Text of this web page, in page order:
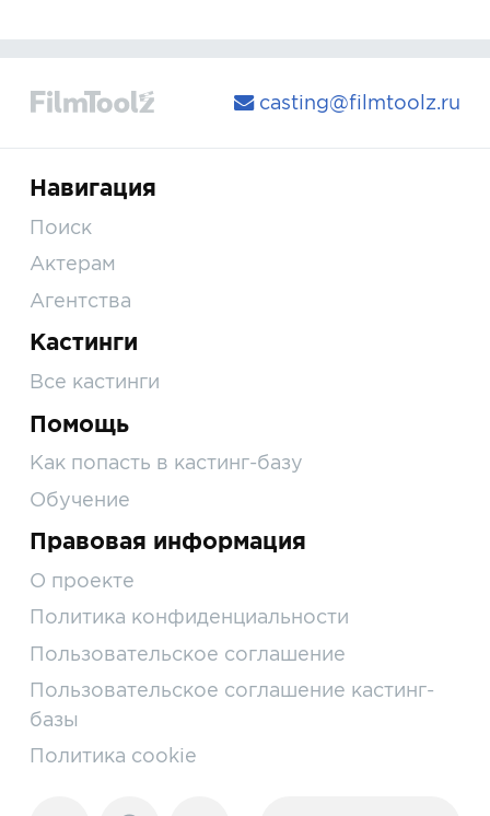
casting@filmtoolz.ru
Навигация
Поиск
Актерам
Агентства
Кастинги
Все кастинги
Помощь
Как попасть в кастинг-базу
Обучение
Правовая информация
О проекте
Политика конфиденциальности
Пользовательское соглашение
Пользовательское соглашение кастинг-
базы
Политика cookie